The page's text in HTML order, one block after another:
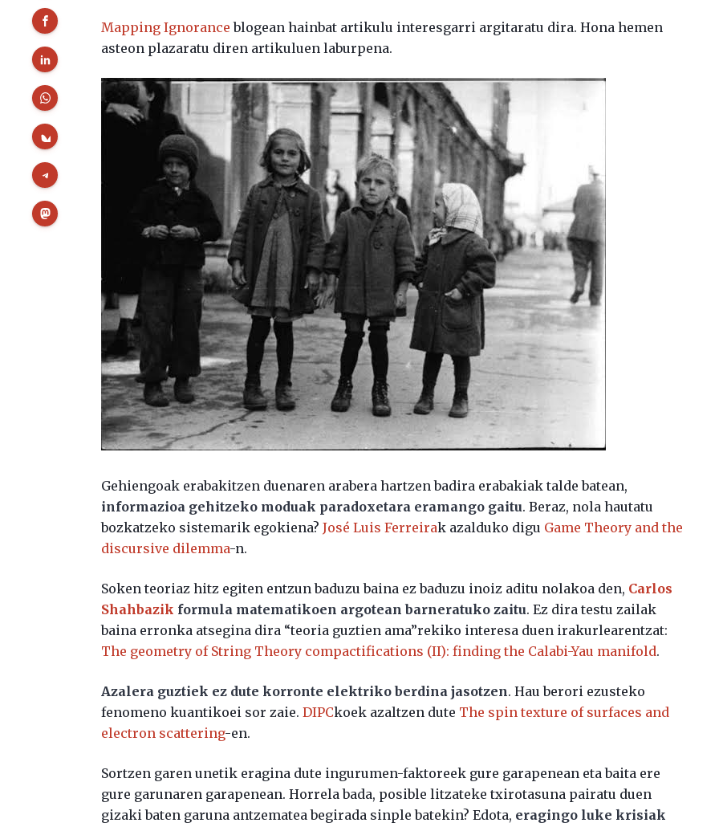
Mapping Ignorance blogean hainbat artikulu interesgarri argitaratu dira. Hona hemen
asteon plazaratu diren artikuluen laburpena.
Gehiengoak erabakitzen duenaren arabera hartzen badira erabakiak talde batean,
informazioa gehitzeko moduak paradoxetara eramango gaitu. Beraz, nola hautatu
bozkatzeko sistemarik egokiena?José Luis Ferreirak azalduko digu Game Theory and the
discursive dilemma-n.
Soken teoriaz hitz egiten entzun baduzu baina ez baduzu inoiz aditu nolakoa den, Carlos
Shahbazik formula matematikoen argotean barneratuko zaitu. Ez dira testu zailak
baina erronka atsegina dira “teoria guztien ama”rekiko interesa duen irakurlearentzat:
The geometry of String Theory compactifications (II): finding the Calabi-Yau manifold.
Azalera guztiek ez dute korronte elektriko berdina jasotzen. Hau berori ezusteko
fenomeno kuantikoei sor zaie.DIPCkoek azaltzen dute The spin texture of surfaces and
electron scattering-en.
Sortzen garen unetik eragina dute ingurumen-faktoreek gure garapenean eta baita ere
gure garunaren garapenean. Horrela bada, posible litzateke txirotasuna pairatu duen
gizaki baten garuna antzematea begirada sinple batekin? Edota, eragingo luke krisiak